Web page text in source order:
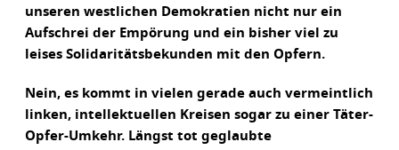
unseren westlichen Demokratien nicht nur ein
Aufschrei der Empörung und ein bisher viel zu
leises Solidaritätsbekunden mit den Opfern.
Nein, es kommt in vielen gerade auch vermeintlich
linken, intellektuellen Kreisen sogar zu einer Täter-
Opfer-Umkehr. Längst tot geglaubte